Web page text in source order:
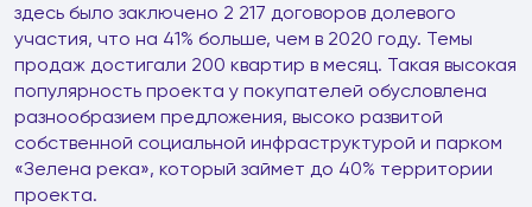
здесь было заключено 2 217 договоров долевого
участия, что на 41% больше, чем в 2020 году. Темы
продаж достигали 200 квартир в месяц. Такая высокая
популярность проекта у покупателей обусловлена
разнообразием предложения, высоко развитой
собственной социальной инфраструктурой и парком
«Зелена река», который займет до 40% территории
проекта.